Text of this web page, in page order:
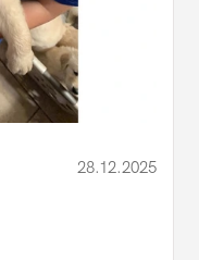
28.12.2025